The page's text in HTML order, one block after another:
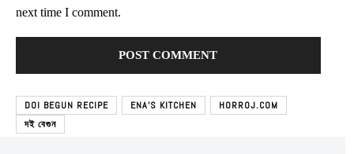
next time I comment.
DOI BEGUN RECIPE ENA'S KITCHEN
HORROJ.COM
দই বেগুন